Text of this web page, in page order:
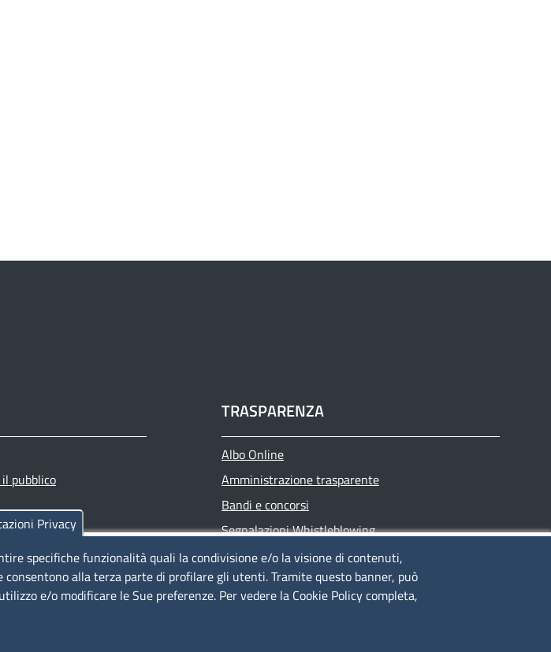
pubblico
oggi
TRASPARENZA
Albo Online
Amministrazione trasparente
Bandi e concorsi
Segnalazioni Whistleblowing
Accessibilità
IBAN e pagamenti informatici
Informative privacy e cookie
Privacy
specifiche funzionalità quali la condivisione e/o la visione di contenuti,
alla terza parte di profilare gli utenti. Tramite questo banner, può
e/o modificare le Sue preferenze. Per vedere la Cookie Policy completa,